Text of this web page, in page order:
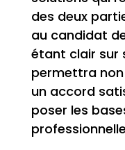
des deux
au candidat
étant clair sur
permettra
un accord
poser les